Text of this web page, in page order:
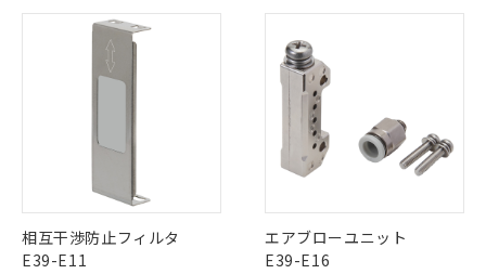
ダウンロードデータをご利用いただく前に、以下を必ずお読
みください。
対応済み
BV型式承認
（フランス
船舶規格）
No No
その他の認証はこちらのページからご検索ください
相互干渉防止フィルタ
E39-E11
エアブローユニット
E39-E16